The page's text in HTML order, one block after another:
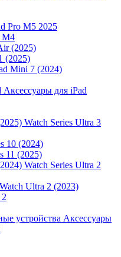
Pro M5 2025
M4
(2025)
(2025)
Mini 7 (2024)
Аксессуары для iPad
Watch Series Ultra 3
10 (2024)
11 (2025)
Watch Series Ultra 2
Watch Ultra 2 (2023)
Аксессуары